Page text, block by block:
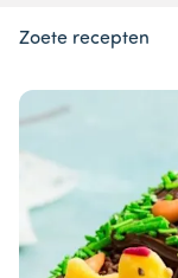
Zoete recepten